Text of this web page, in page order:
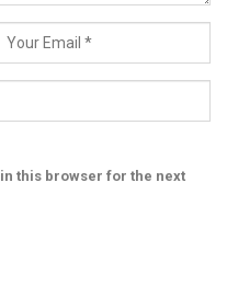
this browser for the next